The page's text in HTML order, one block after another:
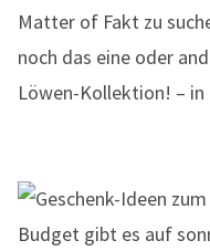
Matter of Fakt zu
noch das eine oder
Löwen-Kollektion! –